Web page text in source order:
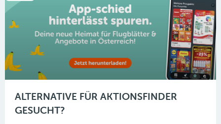
ALTERNATIVE FÜR AKTIONSFINDER
GESUCHT?